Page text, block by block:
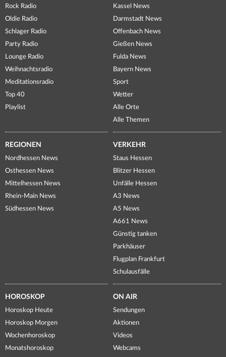
Rock Radio
Oldie Radio
Schlager Radio
Party Radio
Lounge Radio
Weihnachtsradio
Meditationsradio
Top 40
Playlist
Kassel News
Darmstadt News
Offenbach News
Gießen News
Fulda News
Bayern News
Sport
Wetter
Alle Orte
Alle Themen
REGIONEN
Nordhessen News
Osthessen News
Mittelhessen News
Rhein-Main News
Südhessen News
VERKEHR
Staus Hessen
Blitzer Hessen
Unfälle Hessen
A3 News
A5 News
A661 News
Günstig tanken
Parkhäuser
Flugplan Frankfurt
Schulausfälle
HOROSKOP
Horoskop Heute
Horoskop Morgen
Wochenhoroskop
Monatshoroskop
ON AIR
Sendungen
Aktionen
Videos
Webcams